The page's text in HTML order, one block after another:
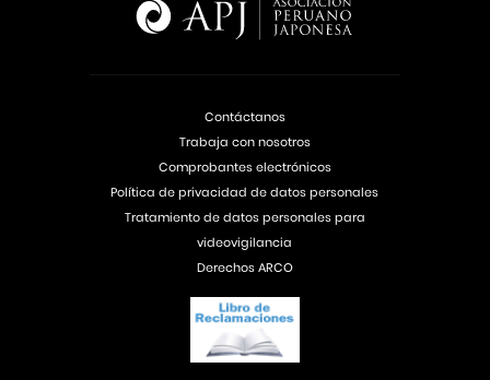
Contáctanos
Trabaja con nosotros
Comprobantes electrónicos
Política de privacidad de datos personales
Tratamiento de datos personales para
videovigilancia
Derechos ARCO